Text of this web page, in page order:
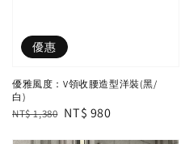
優惠
優雅風度：V領收腰造型洋裝(黑/
白)
Regular
NT$ 1,380 Sale
NT$ 980